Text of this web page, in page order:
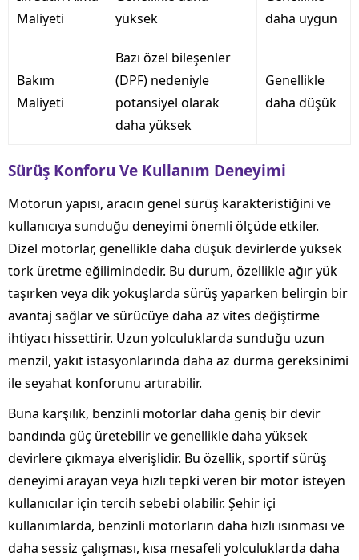
Maliyeti
yüksek
daha uygun
Bakım
Maliyeti
Bazı özel bileşenler
(DPF) nedeniyle
potansiyel olarak
daha yüksek
Genellikle
daha düşük
Sürüş Konforu Ve Kullanım Deneyimi
Motorun yapısı, aracın genel sürüş karakteristiğini ve
kullanıcıya sunduğu deneyimi önemli ölçüde etkiler.
Dizel motorlar, genellikle daha düşük devirlerde yüksek
tork üretme eğilimindedir. Bu durum, özellikle ağır yük
taşırken veya dik yokuşlarda sürüş yaparken belirgin bir
avantaj sağlar ve sürücüye daha az vites değiştirme
ihtiyacı hissettirir. Uzun yolculuklarda sunduğu uzun
menzil, yakıt istasyonlarında daha az durma gereksinimi
ile seyahat konforunu artırabilir.
Buna karşılık, benzinli motorlar daha geniş bir devir
bandında güç üretebilir ve genellikle daha yüksek
devirlere çıkmaya elverişlidir. Bu özellik, sportif sürüş
deneyimi arayan veya hızlı tepki veren bir motor isteyen
kullanıcılar için tercih sebebi olabilir. Şehir içi
kullanımlarda, benzinli motorların daha hızlı ısınması ve
daha sessiz çalışması, kısa mesafeli yolculuklarda daha